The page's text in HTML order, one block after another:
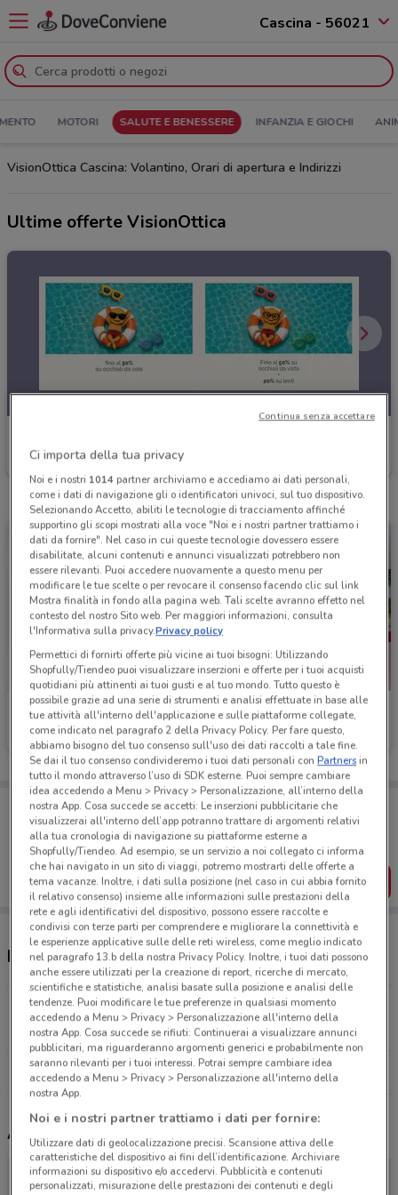
Cascina - 56021
MOTORI SALUTE E BENESSERE INFANZIA E GIOCHI
VisionOttica Cascina: Volantino, Orari di apertura e Indirizzi
Ultime offerte VisionOttica
Scade il 02/09
VisionOttica
Scade il 30/09
VisionOttica
Scade il 31/08
Porta DoveConviene sempre con te!
Puoi trovare le migliori offerte dei negozi vicino a te,
salvarle e creare la tua lista del risparmio, comodamente
dal tuo cellulare.
SCARICA L’APP
Negozi VisionOttica a Cascina
Via G Oberdan, 24 Pisa
12.5 km
Tutti i negozi VisionOttica
Altri volantini nelle vicinanze
Ci importa della tua privacy
Noi e i nostri 1014partner archiviamo e accediamo ai dati personali,
come i dati di navigazione gli o identificatori univoci, sul tuo dispositivo.
Selezionando Accetto, abiliti le tecnologie di tracciamento affinché
supportino gli scopi mostrati alla voce "Noi e i nostri partner trattiamo i
dati da fornire". Nel caso in cui queste tecnologie dovessero essere
disabilitate, alcuni contenuti e annunci visualizzati potrebbero non
essere rilevanti. Puoi accedere nuovamente a questo menu per
modificare le tue scelte o per revocare il consenso facendo clic sul link
Mostra finalità in fondo alla pagina web. Tali scelte avranno effetto nel
contesto del nostro Sito web. Per maggiori informazioni, consulta
l'Informativa sulla privacy.Privacy policy
Permettici di fornirti offerte più vicine ai tuoi bisogni: Utilizzando
Shopfully/Tiendeo puoi visualizzare inserzioni e offerte per i tuoi acquisti
quotidiani più attinenti ai tuoi gusti e al tuo mondo. Tutto questo è
possibile grazie ad una serie di strumenti e analisi effettuate in base alle
tue attività all'interno dell'applicazione e sulle piattaforme collegate,
come indicato nel paragrafo 2 della Privacy Policy. Per fare questo,
abbiamo bisogno del tuo consenso sull'uso dei dati raccolti a tale fine.
Se dai il tuo consenso condivideremo i tuoi dati personali conPartnersin
tutto il mondo attraverso l’uso di SDK esterne. Puoi sempre cambiare
idea accedendo a Menu > Privacy > Personalizzazione, all’interno della
nostra App. Cosa succede se accetti: Le inserzioni pubblicitarie che
visualizzerai all'interno dell’app potranno trattare di argomenti relativi
alla tua cronologia di navigazione su piattaforme esterne a
Shopfully/Tiendeo. Ad esempio, se un servizio a noi collegato ci informa
che hai navigato in un sito di viaggi, potremo mostrarti delle offerte a
tema vacanze. Inoltre, i dati sulla posizione (nel caso in cui abbia fornito
il relativo consenso) insieme alle informazioni sulle prestazioni della
rete e agli identificativi del dispositivo, possono essere raccolte e
condivisi con terze parti per comprendere e migliorare la connettività e
le esperienze applicative sulle delle reti wireless, come meglio indicato
nel paragrafo 13.b della nostra Privacy Policy. Inoltre, i tuoi dati possono
anche essere utilizzati per la creazione di report, ricerche di mercato,
scientifiche e statistiche, analisi basate sulla posizione e analisi delle
tendenze. Puoi modificare le tue preferenze in qualsiasi momento
accedendo a Menu > Privacy > Personalizzazione all'interno della
nostra App. Cosa succede se rifiuti: Continuerai a visualizzare annunci
pubblicitari, ma riguarderanno argomenti generici e probabilmente non
saranno rilevanti per i tuoi interessi. Potrai sempre cambiare idea
accedendo a Menu > Privacy > Personalizzazione all'interno della
nostra App.
Noi e i nostri partner trattiamo i dati per fornire:
Utilizzare dati di geolocalizzazione precisi. Scansione attiva delle
caratteristiche del dispositivo ai fini dell’identificazione. Archiviare
informazioni su dispositivo e/o accedervi. Pubblicità e contenuti
personalizzati, misurazione delle prestazioni dei contenuti e degli
Continua senza accettare